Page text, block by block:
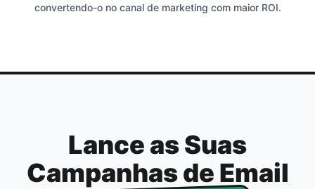
convertendo-o no canal de marketing com maior ROI.
Lance as Suas
Campanhas de Email